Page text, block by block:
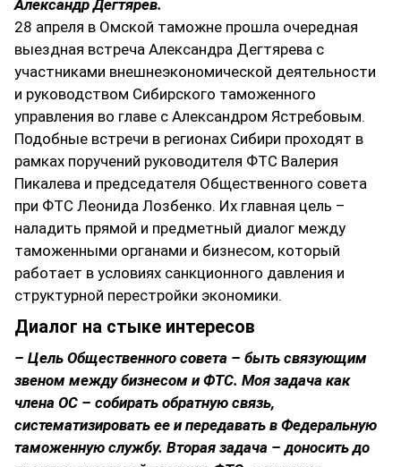
Александр Дегтярев.
28 апреля в Омской таможне прошла очередная
выездная встреча Александра Дегтярева с
участниками внешнеэкономической деятельности
и руководством Сибирского таможенного
управления во главе с Александром Ястребовым.
Подобные встречи в регионах Сибири проходят в
рамках поручений руководителя ФТС Валерия
Пикалева и председателя Общественного совета
при ФТС Леонида Лозбенко. Их главная цель –
наладить прямой и предметный диалог между
таможенными органами и бизнесом, который
работает в условиях санкционного давления и
структурной перестройки экономики.
Диалог на стыке интересов
– Цель Общественного совета – быть связующим
звеном между бизнесом и ФТС. Моя задача как
члена ОС – собирать обратную связь,
систематизировать ее и передавать в Федеральную
таможенную службу. Вторая задача – доносить до